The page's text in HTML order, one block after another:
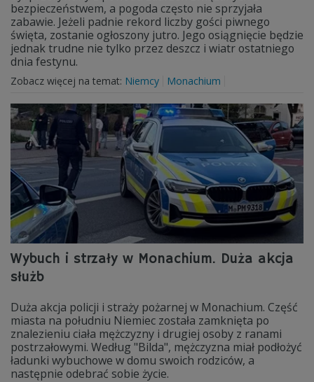
bezpieczeństwem, a pogoda często nie sprzyjała
zabawie. Jeżeli padnie rekord liczby gości piwnego
święta, zostanie ogłoszony jutro. Jego osiągnięcie będzie
jednak trudne nie tylko przez deszcz i wiatr ostatniego
dnia festynu.
Zobacz więcej na temat: Niemcy Monachium
Wybuch i strzały w Monachium. Duża akcja
służb
Duża akcja policji i straży pożarnej w Monachium. Część
miasta na południu Niemiec została zamknięta po
znalezieniu ciała mężczyzny i drugiej osoby z ranami
postrzałowymi. Według "Bilda", mężczyzna miał podłożyć
ładunki wybuchowe w domu swoich rodziców, a
następnie odebrać sobie życie.